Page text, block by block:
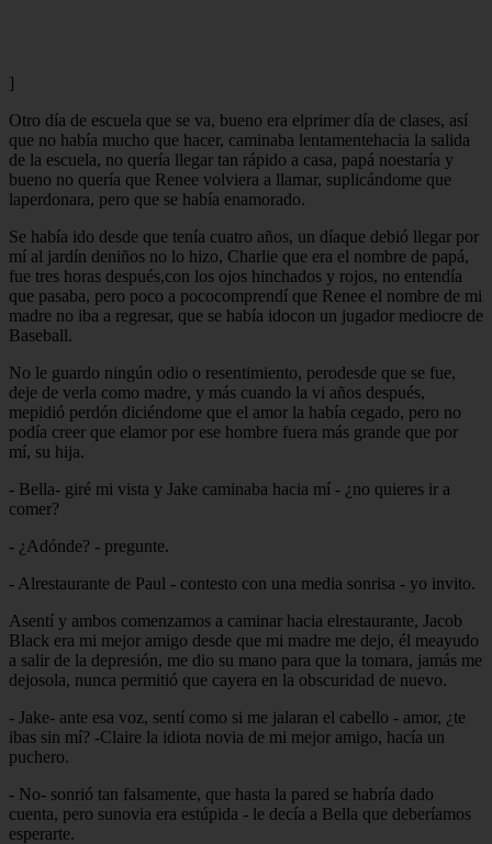
]
Otro día de escuela que se va, bueno era elprimer día de clases, así
que no había mucho que hacer, caminaba lentamentehacia la salida
de la escuela, no quería llegar tan rápido a casa, papá noestaría y
bueno no quería que Renee volviera a llamar, suplicándome que
laperdonara, pero que se había enamorado.
Se había ido desde que tenía cuatro años, un díaque debió llegar por
mí al jardín deniños no lo hizo, Charlie que era el nombre de papá,
fue tres horas después,con los ojos hinchados y rojos, no entendía
que pasaba, pero poco a pococomprendí que Renee el nombre de mi
madre no iba a regresar, que se había idocon un jugador mediocre de
Baseball.
No le guardo ningún odio o resentimiento, perodesde que se fue,
deje de verla como madre, y más cuando la vi años después,
mepidió perdón diciéndome que el amor la había cegado, pero no
podía creer que elamor por ese hombre fuera más grande que por
mí, su hija.
- Bella- giré mi vista y Jake caminaba hacia mí - ¿no quieres ir a
comer?
- ¿Adónde? - pregunte.
- Alrestaurante de Paul - contesto con una media sonrisa - yo invito.
Asentí y ambos comenzamos a caminar hacia elrestaurante, Jacob
Black era mi mejor amigo desde que mi madre me dejo, él meayudo
a salir de la depresión, me dio su mano para que la tomara, jamás me
dejosola, nunca permitió que cayera en la obscuridad de nuevo.
- Jake- ante esa voz, sentí como si me jalaran el cabello - amor, ¿te
ibas sin mí? -Claire la idiota novia de mi mejor amigo, hacía un
puchero.
- No- sonrió tan falsamente, que hasta la pared se habría dado
cuenta, pero sunovia era estúpida - le decía a Bella que deberíamos
esperarte.